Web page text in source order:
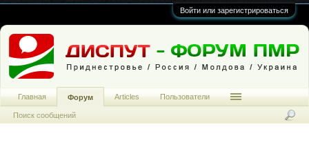
Войти или зарегистрироваться
Главная Форум
Поиск сообщений
Articles Пользователи